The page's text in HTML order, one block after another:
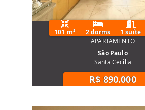
101 m² 2 dorms 1 suíte
APARTAMENTO
São Paulo
Santa Cecilia
R$ 890.000